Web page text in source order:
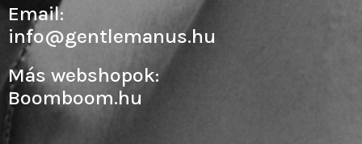
Email:
info@gentlemanus.hu
Más webshopok:
Boomboom.hu